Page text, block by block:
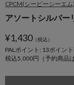
CPCM(シーピーシーエム)
アソートシルバー
¥1,430（税込）
PALポイント: 13ポイン
税込5,000円（予約商品